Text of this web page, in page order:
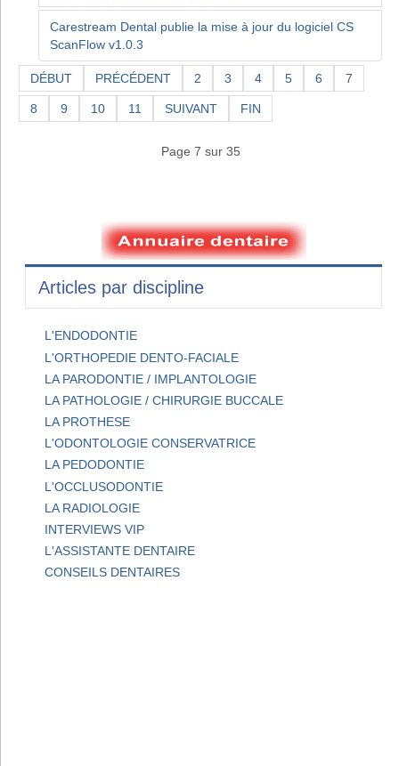
Carestream Dental publie la mise à jour du logiciel CS
ScanFlow v1.0.3
DÉBUT PRÉCÉDENT 2 3 4 5 6 7
8 9 10 11 SUIVANT FIN
Page 7 sur 35
Articles par discipline
L'ENDODONTIE
L'ORTHOPEDIE DENTO-FACIALE
LA PARODONTIE / IMPLANTOLOGIE
LA PATHOLOGIE / CHIRURGIE BUCCALE
LA PROTHESE
L'ODONTOLOGIE CONSERVATRICE
LA PEDODONTIE
L'OCCLUSODONTIE
LA RADIOLOGIE
INTERVIEWS VIP
L'ASSISTANTE DENTAIRE
CONSEILS DENTAIRES